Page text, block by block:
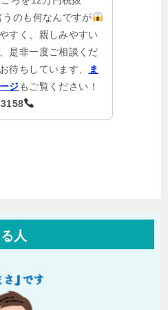
うのも何なんですが
すく、親しみやすい
是非一度ご相談くだ
待ちしています、
ま
ジもご覧ください！
人